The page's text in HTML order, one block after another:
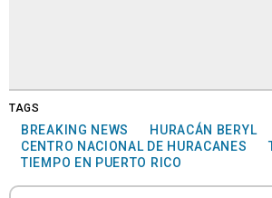
TAGS
BREAKING NEWS
HURACÁN BERYL
CENTRO NACIONAL DE HURACANES
TIEMPO EN PUERTO RICO